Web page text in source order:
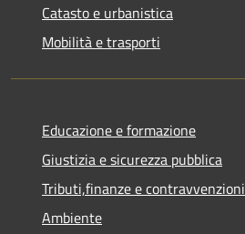
Catasto e urbanistica
Mobilità e trasporti
Educazione e formazione
Giustizia e sicurezza pubblica
Tributi,finanze e contravvenzioni
Ambiente